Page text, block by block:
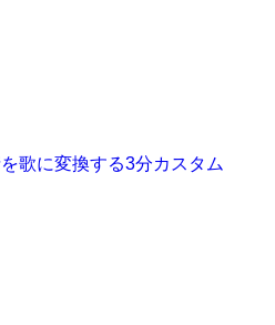
歌に変換する3分カスタム